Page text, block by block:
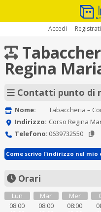
Accedi Registrati
Regina
Contatti punto di
Nome:
Tabaccheria –
Indirizzo: Corso Regina
Telefono: 0639732550
Come scrivo l'indirizzo nel mio
Orari
Lun
08:00
Mar
08:00
Mer
08:00